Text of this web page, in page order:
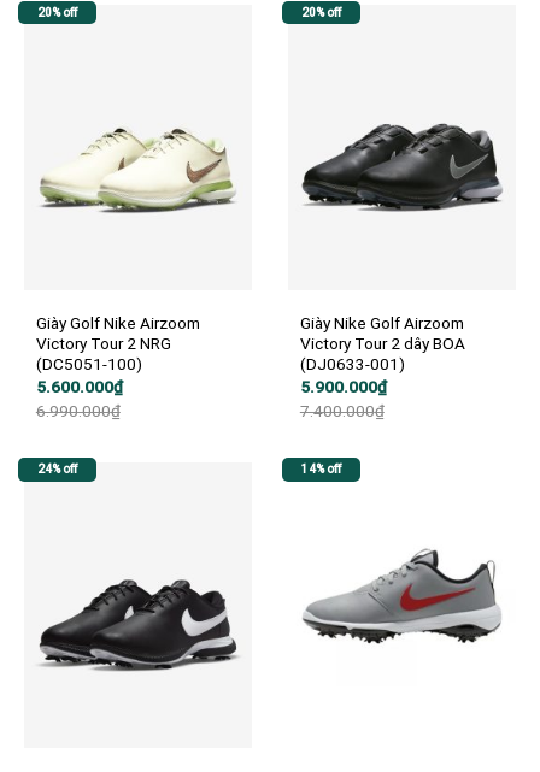
20% off
Giày Golf Nike Airzoom
Victory Tour 2 NRG
(DC5051-100)
6.990.000₫
Giá
là:
5.600.000₫
Giá
tại
20% off
Giày Nike Golf Airzoom
Victory Tour 2 dây BOA
(DJ0633-001)
7.400.000₫
Giá
là:
5.900.000₫
Giá
tại
24% off 14% off